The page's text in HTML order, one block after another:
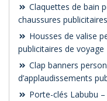
Claquettes de bain
chaussures
Housses de valise
publicitaires de voyage
Clap banners
d’applaudissements
Porte-clés Labubu